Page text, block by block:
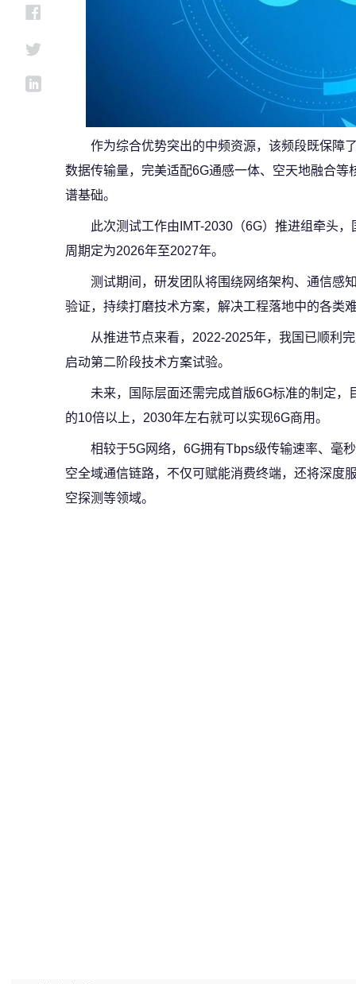
作为综合优势突出的中频资源，该频段既保障
数据传输量，完美适配6G通感一体、空天地融合
谱基础。
此次测试工作由IMT-2030（6G）推进组牵头
周期定为2026年至2027年。
测试期间，研发团队将围绕网络架构、通信感
验证，持续打磨技术方案，解决工程落地中的各类
从推进节点来看，2022-2025年，我国已顺利
启动第二阶段技术方案试验。
未来，国际层面还需完成首版6G标准的制定
的10倍以上，2030年左右就可以实现6G商用。
相较于5G网络，6G拥有Tbps级传输速率、毫
空全域通信链路，不仅可赋能消费终端，还将深度
空探测等领域。